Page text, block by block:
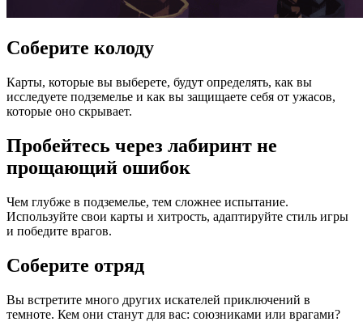
Соберите колоду
Карты, которые вы выберете, будут определять, как вы
исследуете подземелье и как вы защищаете себя от ужасов,
которые оно скрывает.
Пробейтесь через лабиринт не
прощающий ошибок
Чем глубже в подземелье, тем сложнее испытание.
Используйте свои карты и хитрость, адаптируйте стиль игры
и победите врагов.
Соберите отряд
Вы встретите много других искателей приключений в
темноте. Кем они станут для вас: союзниками или врагами?